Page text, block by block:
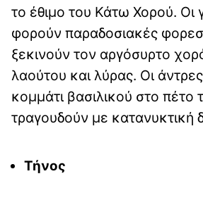
το έθιμο του Κάτω Χορού. Οι
φορούν παραδοσιακές
ξεκινούν τον αργόσυρτο
λαούτου και λύρας. Οι
κομμάτι βασιλικού στο πέτο
τραγουδούν με κατανυκτική
Τήνος